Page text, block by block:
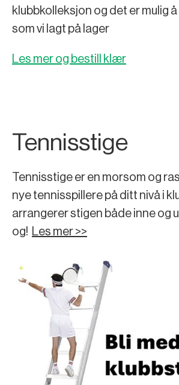
klubbkolleksjon og det er mulig
som vi lagt på lager
Les mer og bestill klær
Tennisstige
Tennisstige er en morsom og
nye tennisspillere på ditt nivå i
arrangerer stigen både inne og
og! Les mer >>